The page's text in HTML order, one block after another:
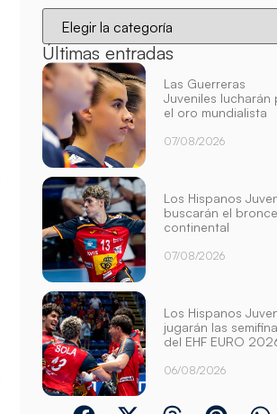
Últimas entradas
Las Guerreras
Juveniles lucharán
el oro mundialista
07/08/2026
Los Hispanos
buscarán el bronce
continental
07/08/2026
Los Hispanos
jugarán las
del EHF EURO
06/08/2026